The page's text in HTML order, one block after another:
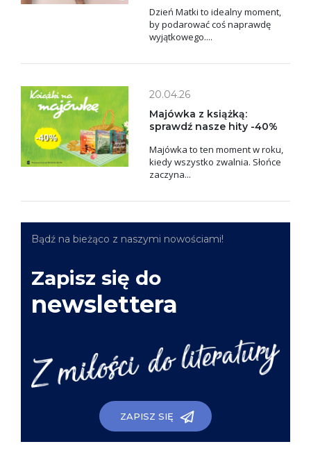
Dzień Matki to idealny moment,
by podarować coś naprawdę
wyjątkowego....
20.04.26
Majówka z książką:
sprawdź nasze hity -40%
Majówka to ten moment w roku,
kiedy wszystko zwalnia. Słońce
zaczyna...
Bądź na bieżąco z naszymi nowościami!
Zapisz się do
newslettera
ZAPISZ SIĘ